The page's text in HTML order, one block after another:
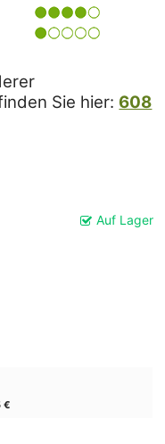
Sie hier: 608
Auf Lager
€